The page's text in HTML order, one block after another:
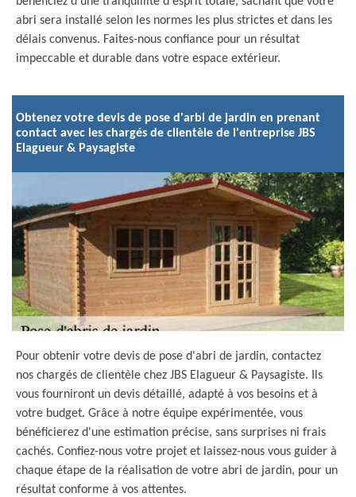
abri sera installé selon les normes les plus strictes et dans les
délais convenus. Faites-nous confiance pour un résultat
impeccable et durable dans votre espace extérieur.
Obtenez votre devis de pose d'arbi de jardin en prenant
contact avec les chargés de clientèle de l'entreprise JBS
Elagueur & Paysagiste
Pour obtenir votre devis de pose d'abri de jardin, contactez
nos chargés de clientèle chez JBS Elagueur & Paysagiste. Ils
vous fourniront un devis détaillé, adapté à vos besoins et à
votre budget. Grâce à notre équipe expérimentée, vous
bénéficierez d'une estimation précise, sans surprises ni frais
cachés. Confiez-nous votre projet et laissez-nous vous guider à
chaque étape de la réalisation de votre abri de jardin, pour un
résultat conforme à vos attentes.